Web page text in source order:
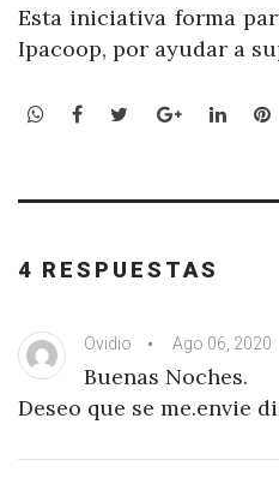
Esta iniciativa forma
Ipacoop, por ayudar a
WhatsApp
Facebook
TwitterGoogle+
4 RESPUESTAS
Ovidio Ago 06, 2020
Buenas Noches.
Deseo que se me.envie